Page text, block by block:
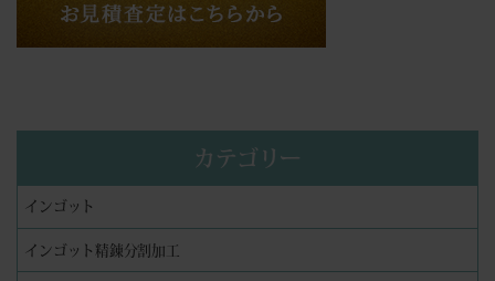
カテゴリー
インゴット
インゴット精錬分割加工